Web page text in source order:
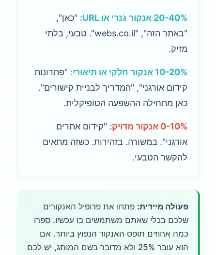
20-40% אנקור גנרי או URL:
"כאן",
"באתר הזה", "webs.co.il". טבעי, בלתי
מזיק.
10-20% אנקור חלקי או תיאורי:
"פתרונות
קידום אורגני", "המדריך לבניית קישורים".
כאן מתחילה ההשפעה הטופיקלית.
0-10% אנקור מדויק:
"קידום אתרים
אורגני". במשורה. בזהירות. כשזה מתאים
להקשר הטבעי.
פעולה מיידית: פתחו את פרופיל האנקורים
שלכם בכלי שאתם משתמשים בו עכשיו. ספרו
כמה אחוזים תופס האנקור הנפוץ ביותר. אם
הוא עובר 25% ולא מדובר בשם המותג, יש לכם